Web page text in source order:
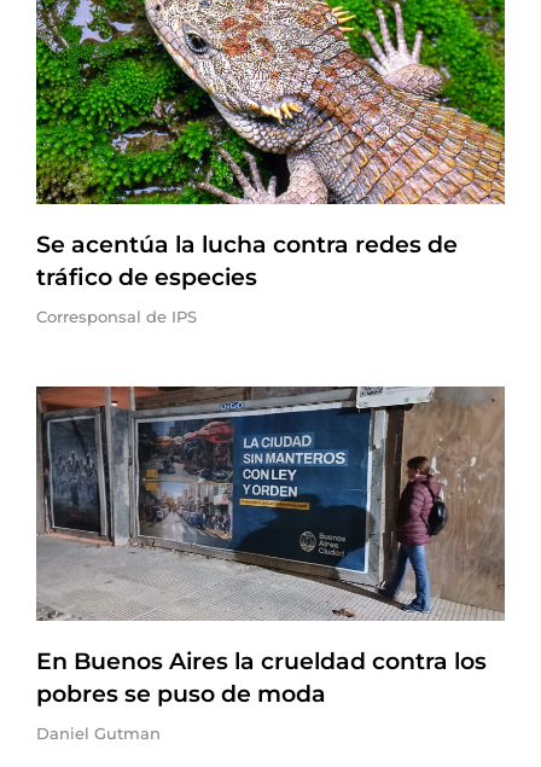
Se acentúa la lucha contra redes de
tráfico de especies
Corresponsal de IPS
En Buenos Aires la crueldad contra los
pobres se puso de moda
Daniel Gutman